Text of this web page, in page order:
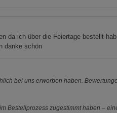
da ich über die Feiertage bestellt
danke schön
bei uns erworben haben.
Bestellprozess zugestimmt haben –